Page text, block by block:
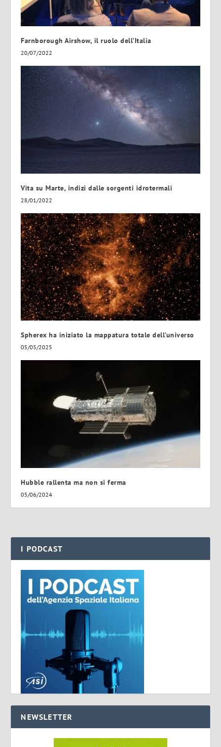
Farnborough Airshow, il ruolo dell’Italia
20/07/2022
Vita su Marte, indizi dalle sorgenti idrotermali
28/01/2022
Spherex ha iniziato la mappatura totale dell’universo
05/05/2025
Hubble rallenta ma non si ferma
05/06/2024
I PODCAST
NEWSLETTER